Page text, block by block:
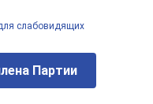
слабовидящих
Партии